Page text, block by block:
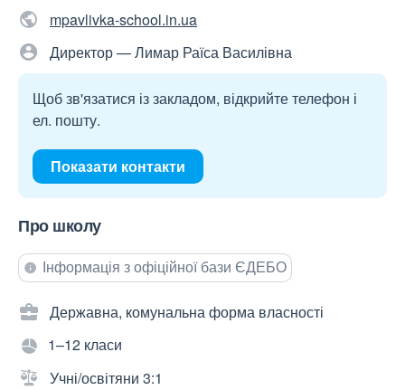
mpavlivka-school.in.ua
Директор — Лимар Раїса Василівна
Щоб зв'язатися із закладом, відкрийте телефон і
ел. пошту.
Показати контакти
Про школу
Інформація з офіційної бази ЄДЕБО
Державна, комунальна форма власності
1–12 класи
Учні/освітяни 3:1